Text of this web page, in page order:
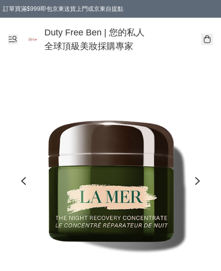
訂單買滿$999即包京東送貨上門或京東自提點
Duty Free Ben | 您的私人
全球頂級美妝採購專家